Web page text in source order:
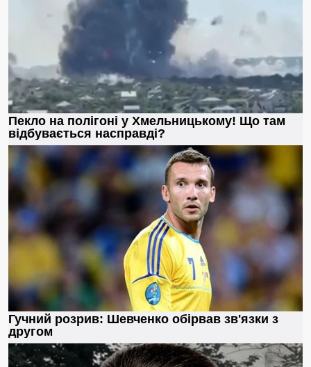
хотіли з тобою познайомитися, а ти від­разу прийняла
бійцівську стійку.
– Бісять усі! Той, що з камерою, і той, що без!
– О! А той чого бісить?
Дякуємо за вашу передплату онлайн!